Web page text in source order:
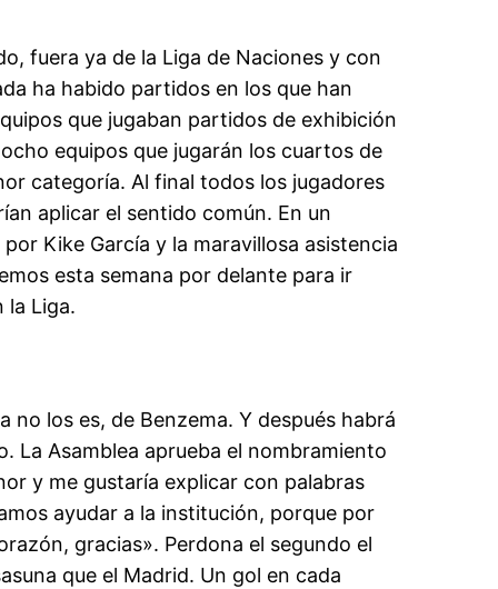
fuera ya de la Liga de Naciones y con
ha habido partidos en los que han
que jugaban partidos de exhibición
equipos que jugarán los cuartos de
categoría. Al final todos los jugadores
aplicar el sentido común. En un
Kike García y la maravillosa asistencia
esta semana por delante para ir
la Liga.
los es, de Benzema. Y después habrá
La Asamblea aprueba el nombramiento
y me gustaría explicar con palabras
ayudar a la institución, porque por
gracias». Perdona el segundo el
que el Madrid. Un gol en cada